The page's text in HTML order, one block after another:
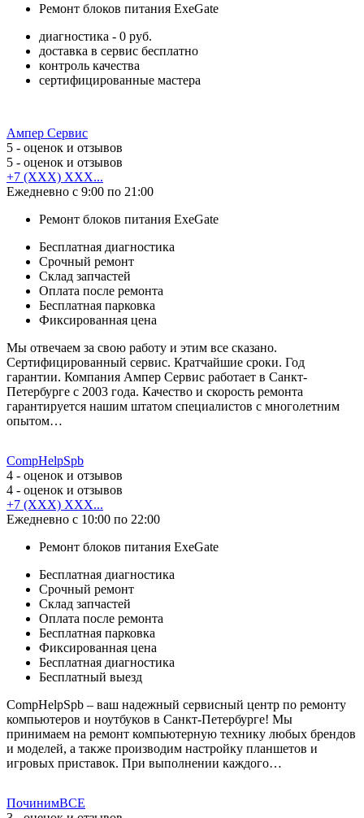
Ремонт блоков питания ExeGate
диагностика - 0 руб.
доставка в сервис бесплатно
контроль качества
сертифицированные мастера
Ампер Сервис
5 - оценок и отзывов
5 - оценок и отзывов
+7 (XXX) XXX...
Ежедневно с 9:00 по 21:00
Ремонт блоков питания ExeGate
Бесплатная диагностика
Срочный ремонт
Cклад запчастей
Оплата после ремонта
Бесплатная парковка
Фиксированная цена
Мы отвечаем за свою работу и этим все сказано.
Сертифицированный сервис. Кратчайшие сроки. Год
гарантии. Компания Ампер Сервис работает в Санкт-
Петербурге с 2003 года. Качество и скорость ремонта
гарантируется нашим штатом специалистов с многолетним
опытом…
CompHelpSpb
4 - оценок и отзывов
4 - оценок и отзывов
+7 (XXX) XXX...
Ежедневно с 10:00 по 22:00
Ремонт блоков питания ExeGate
Бесплатная диагностика
Срочный ремонт
Cклад запчастей
Оплата после ремонта
Бесплатная парковка
Фиксированная цена
Бесплатная диагностика
Бесплатный выезд
CompHelpSpb – ваш надежный сервисный центр по ремонту
компьютеров и ноутбуков в Санкт-Петербурге! Мы
принимаем на ремонт компьютерную технику любых брендов
и моделей, а также производим настройку планшетов и
игровых приставок. При выполнении каждого…
ПочинимВСЕ